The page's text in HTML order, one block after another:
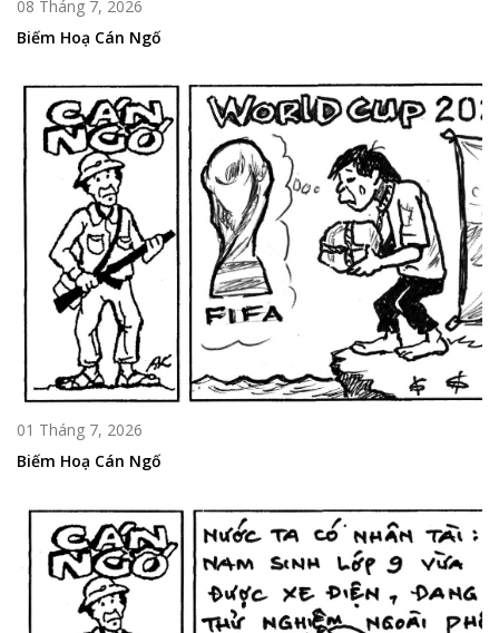
08 Tháng 7, 2026
Biếm Hoạ Cán Ngố
01 Tháng 7, 2026
Biếm Hoạ Cán Ngố